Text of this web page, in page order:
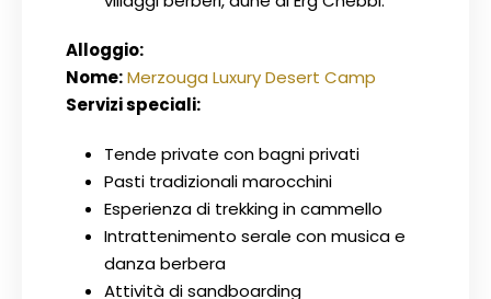
Alloggio:
Nome:Merzouga Luxury Desert Camp
Servizi speciali:
Tende private con bagni privati
Pasti tradizionali marocchini
Esperienza di trekking in cammello
Intrattenimento serale con musica e
danza berbera
Attività di sandboarding